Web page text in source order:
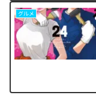
グルメ